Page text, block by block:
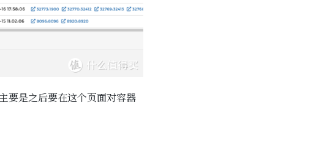
要是之后要在这个页面对容器